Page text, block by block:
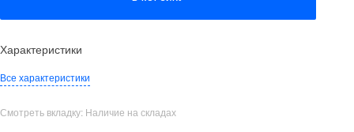
Характеристики
Все характеристики
Смотреть вкладку: Наличие на складах